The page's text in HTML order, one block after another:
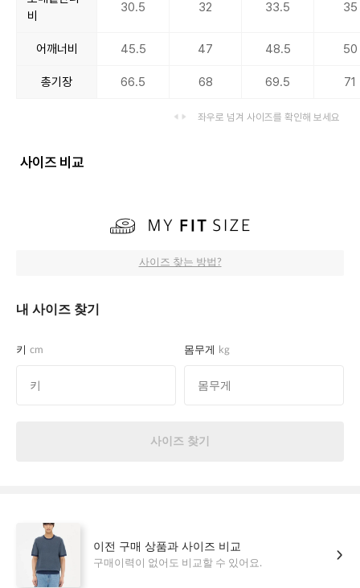
비
30.5 32 33.5 35
어깨너비 45.5 47 48.5 50
총기장 66.5 68 69.5 71
좌우로 넘겨 사이즈를 확인해 보세요
사이즈 비교